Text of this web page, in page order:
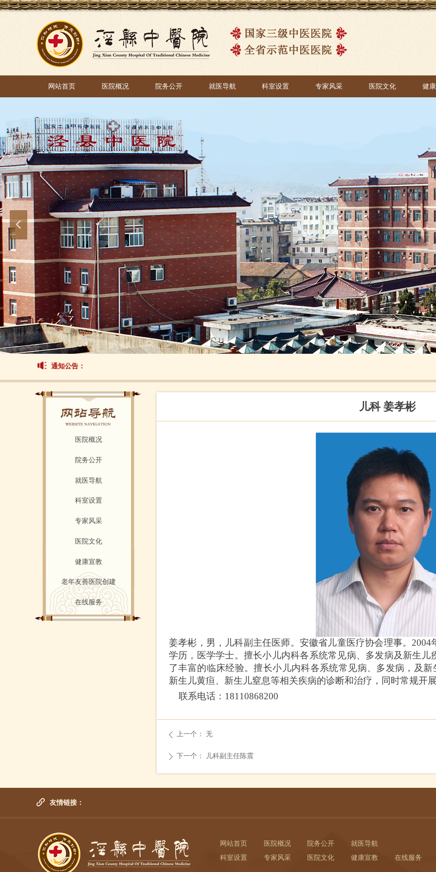
넳
通知公告：
网站首页 医院概况 院务公开 就医导航 科室设置 专家风采 医院文化 健
儿科 姜孝彬
姜孝彬，男，儿科副主任医师。安徽省儿童医疗协会理事。 2004
学历，医学学士。擅长小儿内科各系统常见病、多发病及新生
了丰富的临床经验。擅长小儿内科各系统常见病、多发病，及
新生儿黄疸、新生儿窒息等相关疾病的诊断和治疗，同时常规开
联系电话： 18110868200
ꄴ 上一个： 无
ꄲ 下一个： 儿科副主任陈震
医院概况
院务公开
就医导航
科室设置
专家风采
医院文化
健康宣教
老年友善医院创建
在线服务
科室设置 专家风采 医院文化 健康宣教 在线服务
友情链接：
网站首页 医院概况 院务公开 就医导航